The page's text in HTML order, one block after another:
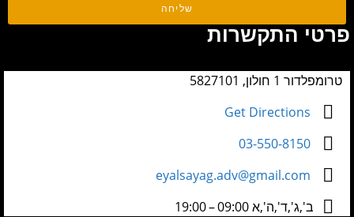
שליחה
פרטי התקשרות
טרומפלדור 1 חולון, 5827101
Get Directions
03-550-8150
eyalsayag.adv@gmail.com
ב',ג',ד',ה',א 09:00 – 19:00